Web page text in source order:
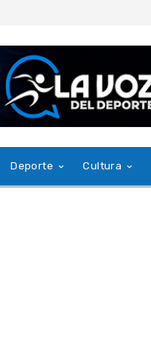
Deporte Cultura